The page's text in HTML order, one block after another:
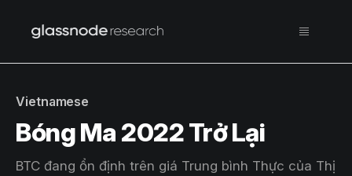
Vietnamese
Bóng Ma 2022 Trở Lại
BTC đang ổn định trên giá Trung bình Thực của Thị